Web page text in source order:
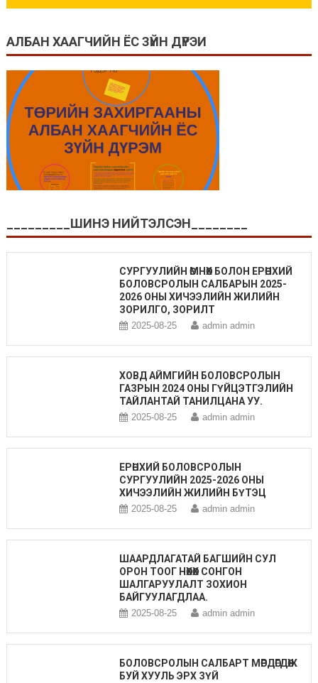
АЛБАН ХААГЧИЙН ЁС ЗҮЙН ДҮРЭИ
_________ШИНЭ НИЙТЭЛСЭН________
СУРГУУЛИЙН ӨМНӨХ БОЛОН ЕРӨНХИЙ
БОЛОВСРОЛЫН САЛБАРЫН 2025-
2026 ОНЫ ХИЧЭЭЛИЙН ЖИЛИЙН
ЗОРИЛГО, ЗОРИЛТ
2025-08-25 admin admin
ХОВД АЙМГИЙН БОЛОВСРОЛЫН
ГАЗРЫН 2024 ОНЫ ГҮЙЦЭТГЭЛИЙН
ТАЙЛАНТАЙ ТАНИЛЦАНА УУ.
2025-08-25 admin admin
ЕРӨНХИЙ БОЛОВСРОЛЫН
СУРГУУЛИЙН 2025-2026 ОНЫ
ХИЧЭЭЛИЙН ЖИЛИЙН БҮТЭЦ
2025-08-25 admin admin
ШААРДЛАГАТАЙ БАГШИЙН СУЛ
ОРОН ТООГ НӨХӨХ СОНГОН
ШАЛГАРУУЛАЛТ ЗОХИОН
БАЙГУУЛАГДЛАА.
2025-08-25 admin admin
БОЛОВСРОЛЫН САЛБАРТ МӨРДӨГДӨЖ
БУЙ ХУУЛЬ ЭРХ ЗҮЙ